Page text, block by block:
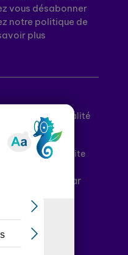
vous désabonner
notre politique de
plus
de confidentialité
d’utilisation
Plan du site
en France par